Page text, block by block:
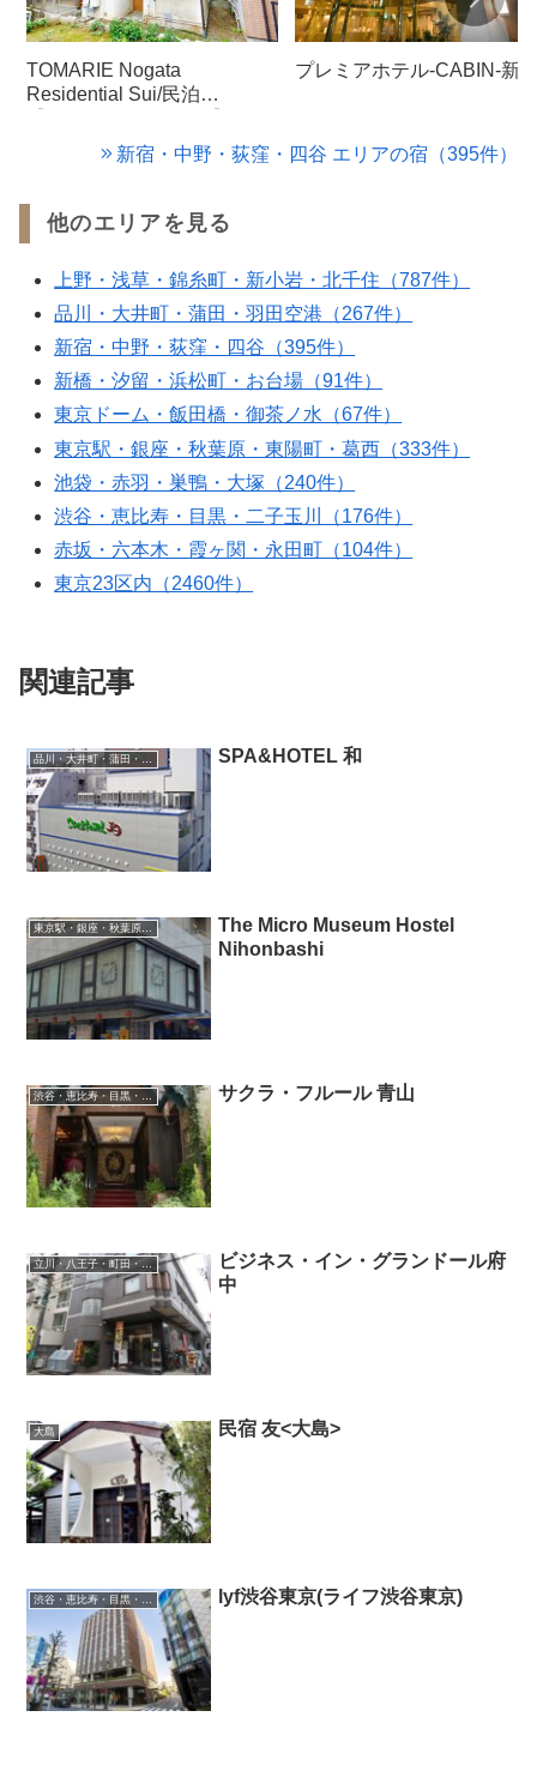
TOMARIE Nogata
Residential Sui/民泊
プレミアホテル-CABIN-新
新宿・中野・荻窪・四谷 エリアの宿（395件）
他のエリアを見る
上野・浅草・錦糸町・新小岩・北千住（787件）
品川・大井町・蒲田・羽田空港（267件）
新宿・中野・荻窪・四谷（395件）
新橋・汐留・浜松町・お台場（91件）
東京ドーム・飯田橋・御茶ノ水（67件）
東京駅・銀座・秋葉原・東陽町・葛西（333件）
池袋・赤羽・巣鴨・大塚（240件）
渋谷・恵比寿・目黒・二子玉川（176件）
赤坂・六本木・霞ヶ関・永田町（104件）
東京23区内（2460件）
関連記事
SPA&HOTEL 和
東京駅・銀座・秋葉原・東陽町・葛西
The Micro Museum Hostel
Nihonbashi
渋谷・恵比寿・目黒・二子玉川 サクラ・フルール 青山
立川・八王子・町田・府中・吉祥寺
ビジネス・イン・グランドール府
中
大島 民宿 友<大島>
渋谷・恵比寿・目黒・二子玉川 lyf渋谷東京(ライフ渋谷東京)